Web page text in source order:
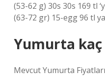
(53-62 g) 30s 30s 169 tl
(63-72 gr) 15-egg 96 tl
Yumurta kaç
Mevcut Yumurta